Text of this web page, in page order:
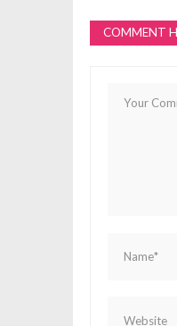
nCOMMENT